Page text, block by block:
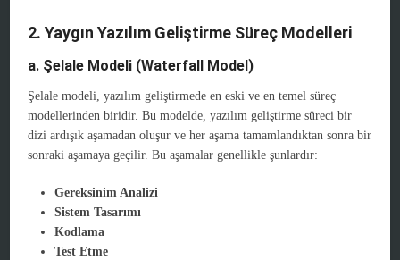
2. Yaygın Yazılım Geliştirme Süreç Modelleri
a. Şelale Modeli (Waterfall Model)
Şelale modeli, yazılım geliştirmede en eski ve en temel süreç
modellerinden biridir. Bu modelde, yazılım geliştirme süreci bir
dizi ardışık aşamadan oluşur ve her aşama tamamlandıktan sonra bir
sonraki aşamaya geçilir. Bu aşamalar genellikle şunlardır:
Gereksinim Analizi
Sistem Tasarımı
Kodlama
Test Etme